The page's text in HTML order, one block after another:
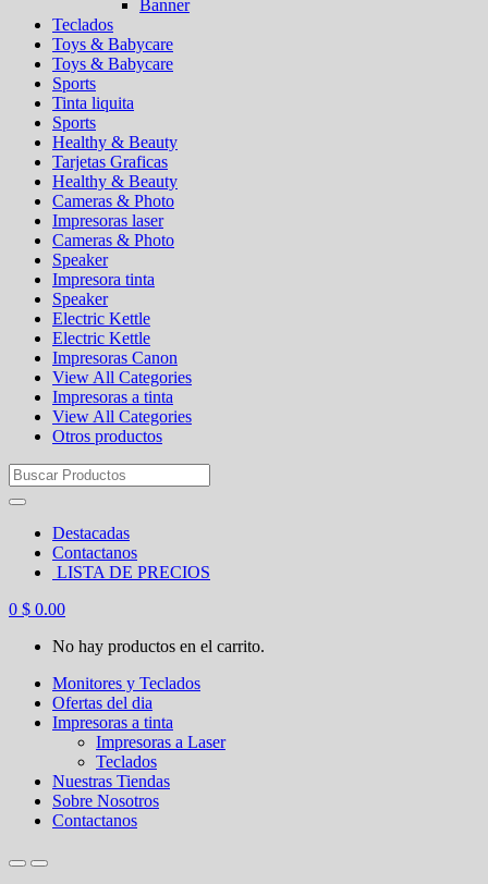
Banner
Teclados
Toys & Babycare
Toys & Babycare
Sports
Tinta liquita
Sports
Healthy & Beauty
Tarjetas Graficas
Healthy & Beauty
Cameras & Photo
Impresoras laser
Cameras & Photo
Speaker
Impresora tinta
Speaker
Electric Kettle
Electric Kettle
Impresoras Canon
View All Categories
Impresoras a tinta
View All Categories
Otros productos
Search
for:
Destacadas
Contactanos
LISTA DE PRECIOS
0 $ 0.00
No hay productos en el carrito.
Monitores y Teclados
Ofertas del dia
Impresoras a tinta
Impresoras a Laser
Teclados
Nuestras Tiendas
Sobre Nosotros
Contactanos